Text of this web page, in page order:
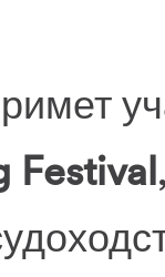
Festival